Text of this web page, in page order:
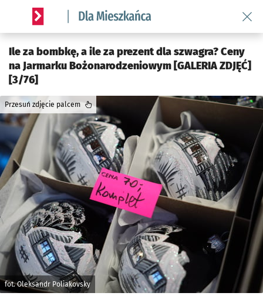
Serwis informacyjny wroclaw.pl podserwis: Dla mieszkańca
Ile za bombkę, a ile za prezent dla szwagra? Ceny
na Jarmarku Bożonarodzeniowym [GALERIA ZDJĘĆ]
[3/76]
fot. Oleksandr Poliakovsky
Przesuń zdjęcie palcem